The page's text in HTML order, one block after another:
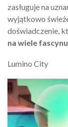
zasługuje na
wyjątkowo
doświadczenie,
na wiele
Lumino City